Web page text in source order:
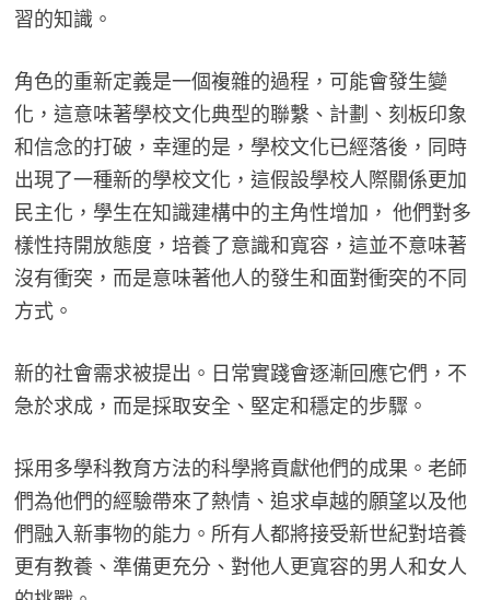
習的知識。
角色的重新定義是一個複雜的過程，可能會發生變
化，這意味著學校文化典型的聯繫、計劃、刻板印象
和信念的打破，幸運的是，學校文化已經落後，同時
出現了一種新的學校文化，這假設學校人際關係更加
民主化，學生在知識建構中的主角性增加， 他們對多
樣性持開放態度，培養了意識和寬容，這並不意味著
沒有衝突，而是意味著他人的發生和面對衝突的不同
方式。
新的社會需求被提出。日常實踐會逐漸回應它們，不
急於求成，而是採取安全、堅定和穩定的步驟。
採用多學科教育方法的科學將貢獻他們的成果。老師
們為他們的經驗帶來了熱情、追求卓越的願望以及他
們融入新事物的能力。所有人都將接受新世紀對培養
更有教養、準備更充分、對他人更寬容的男人和女人